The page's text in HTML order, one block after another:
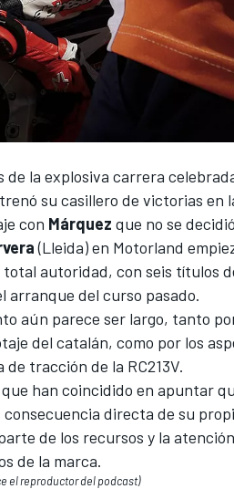
de la explosiva carrera
su casillero de victorias en
con Márquez que no se
(Lleida) en Motorland
autoridad, con seis títulos
arranque del curso pasado.
aún parece ser largo, tanto
del catalán, como por los
tracción de la RC213V.
han coincidido en apuntar
directa de su
de los recursos y la
de la marca.
el reproductor del podcast)